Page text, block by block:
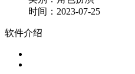
时间：2023-07-25
软件介绍